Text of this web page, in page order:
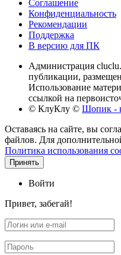
Соглашение
Конфиденциальность
Рекомендации
Поддержка
В версию для ПК
Администрация
публикации,
Использование
ссылкой на
© КлуКлу © Шопик -
Оставаясь на сайте, вы
файлов. Для
Политика использования
Принять
Войти
Привет, забегай!